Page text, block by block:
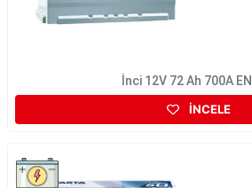
İnci 12V 72 Ah 700A
İNCELE